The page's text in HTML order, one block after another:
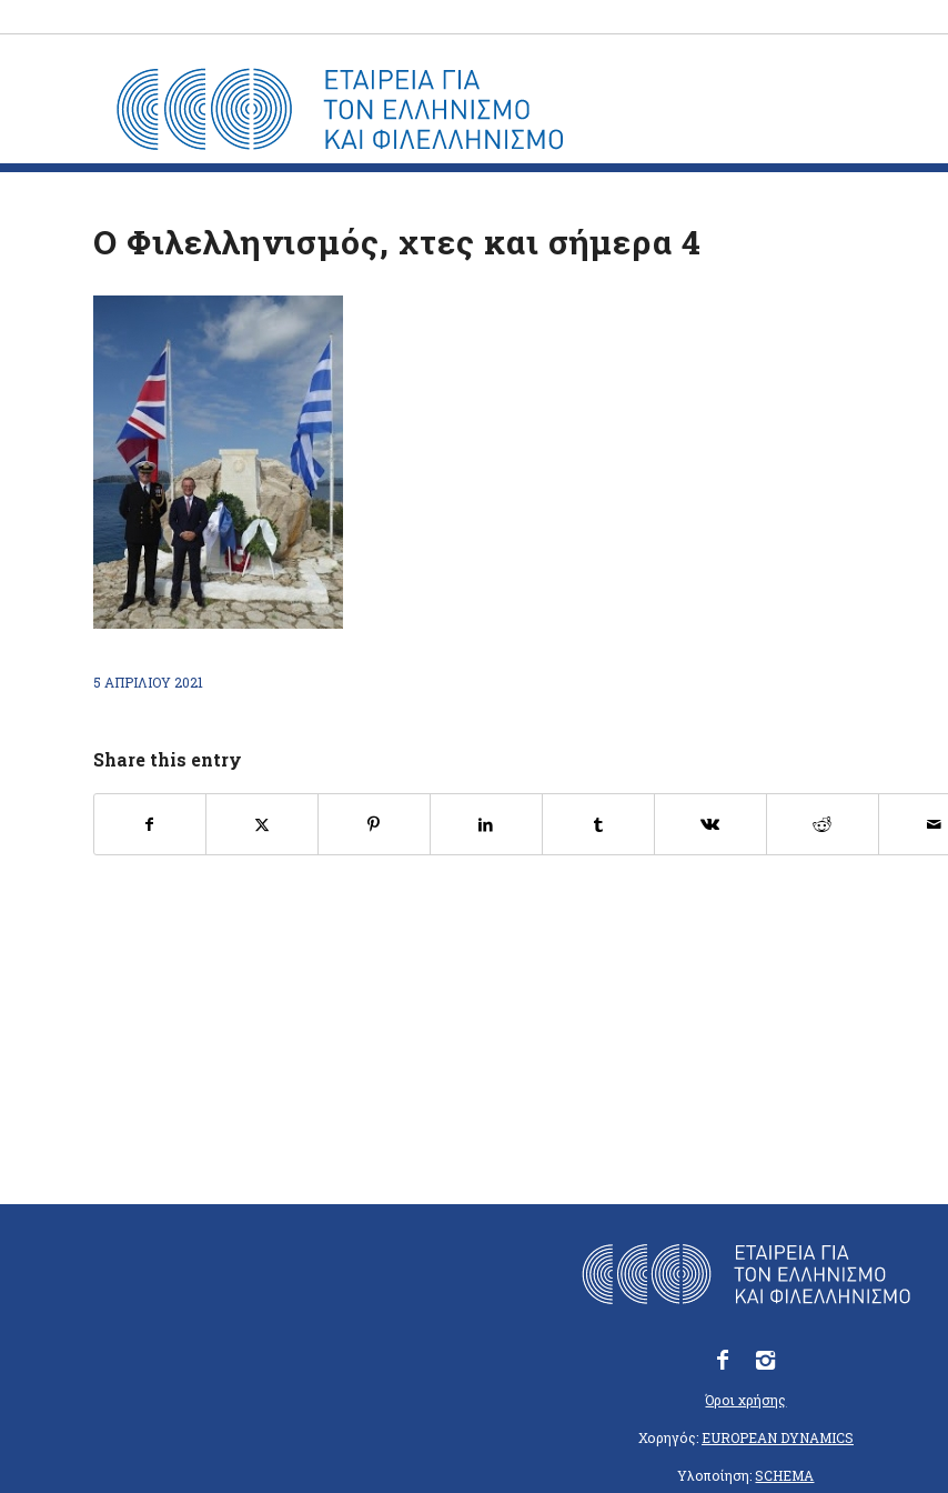
Ο Φιλελληνισμός, χτες και σήμερα 4
5 ΑΠΡΙΛΊΟΥ 2021
Share this entry
Όροι χρήσης
Χορηγός:EUROPEAN DYNAMICS
Υλοποίηση:SCHEMA